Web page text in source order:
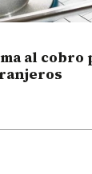
al cobro